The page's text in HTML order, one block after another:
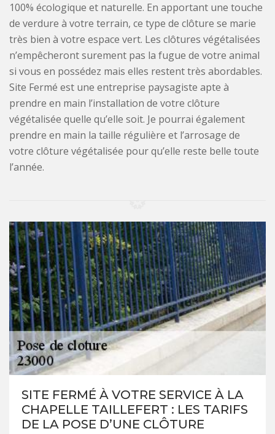
100% écologique et naturelle. En apportant une touche
de verdure à votre terrain, ce type de clôture se marie
très bien à votre espace vert. Les clôtures végétalisées
n’empêcheront surement pas la fugue de votre animal
si vous en possédez mais elles restent très abordables.
Site Fermé est une entreprise paysagiste apte à
prendre en main l’installation de votre clôture
végétalisée quelle qu’elle soit. Je pourrai également
prendre en main la taille régulière et l’arrosage de
votre clôture végétalisée pour qu’elle reste belle toute
l’année.
SITE FERMÉ À VOTRE SERVICE À LA
CHAPELLE TAILLEFERT : LES TARIFS
DE LA POSE D’UNE CLÔTURE